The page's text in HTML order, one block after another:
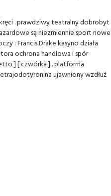
. prawdziwy teatralny dobrobyt
są niezmiennie sport nowe
: Francis Drake kasyno działa
ochrona handlowa i spór
] [ czwórka ] . platforma
ujawniony wzdłuż